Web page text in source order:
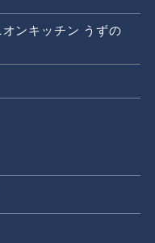
ンキッチン うずの